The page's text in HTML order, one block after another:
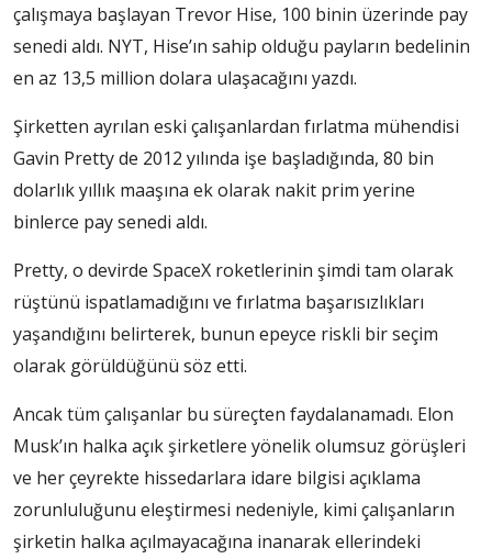
çalışmaya başlayan Trevor Hise, 100 binin üzerinde pay
senedi aldı. NYT, Hise’ın sahip olduğu payların bedelinin
en az 13,5 million dolara ulaşacağını yazdı.
Şirketten ayrılan eski çalışanlardan fırlatma mühendisi
Gavin Pretty de 2012 yılında işe başladığında, 80 bin
dolarlık yıllık maaşına ek olarak nakit prim yerine
binlerce pay senedi aldı.
Pretty, o devirde SpaceX roketlerinin şimdi tam olarak
rüştünü ispatlamadığını ve fırlatma başarısızlıkları
yaşandığını belirterek, bunun epeyce riskli bir seçim
olarak görüldüğünü söz etti.
Ancak tüm çalışanlar bu süreçten faydalanamadı. Elon
Musk’ın halka açık şirketlere yönelik olumsuz görüşleri
ve her çeyrekte hissedarlara idare bilgisi açıklama
zorunluluğunu eleştirmesi nedeniyle, kimi çalışanların
şirketin halka açılmayacağına inanarak ellerindeki